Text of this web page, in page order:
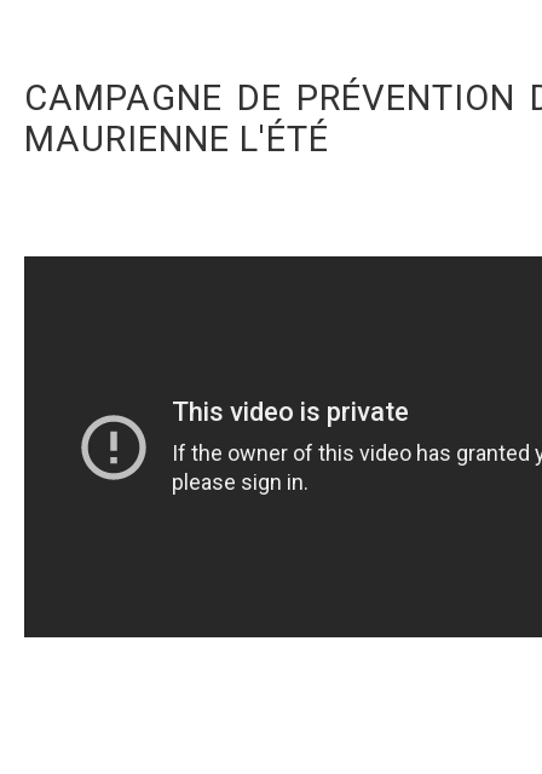
CAMPAGNE DE PRÉVENTION
MAURIENNE L'ÉTÉ